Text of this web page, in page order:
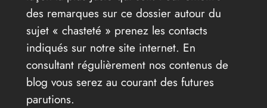
des remarques sur ce dossier autour du
sujet « chasteté » prenez les contacts
indiqués sur notre site internet. En
consultant régulièrement nos contenus de
blog vous serez au courant des futures
parutions.